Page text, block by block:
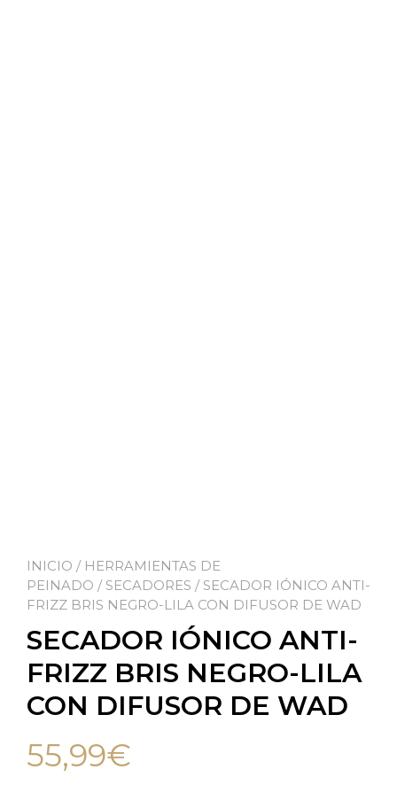
INICIO / HERRAMIENTAS DE
PEINADO / SECADORES / SECADOR IÓNICO ANTI-
FRIZZ BRIS NEGRO-LILA CON DIFUSOR DE WAD
SECADOR IÓNICO ANTI-
FRIZZ BRIS NEGRO-LILA
CON DIFUSOR DE WAD
55,99€